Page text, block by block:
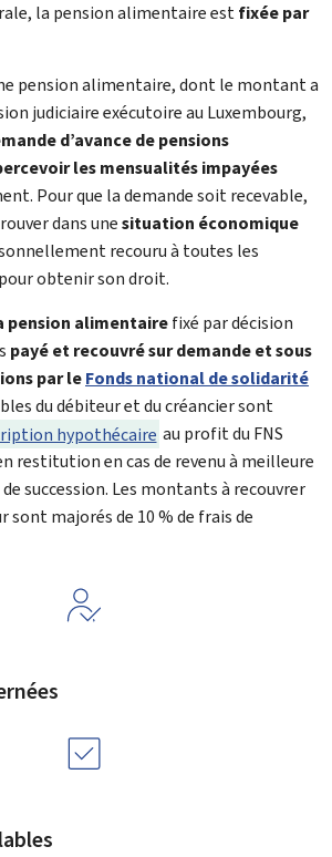
la pension alimentaire estfixée par
pension alimentaire, dont le montant a
judiciaire exécutoire au Luxembourg,
d’avance de pensions
les mensualités impayées
Pour que la demande soit recevable,
dans unesituation économique
recouru à toutes les
obtenir son droit.
pension alimentairefixé par décision
payé et recouvré sur demande et sous
par leFonds national de solidarité
du débiteur et du créancier sont
hypothécaire au profit du FNS
restitution en cas de revenu à meilleure
succession. Les montants à recouvrer
sont majorés de 10 % de frais de